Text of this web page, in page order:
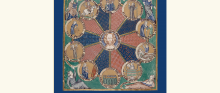
GUARDAR CONFIGURACIÓN
Puede consultar nuestrapolítica de cookies